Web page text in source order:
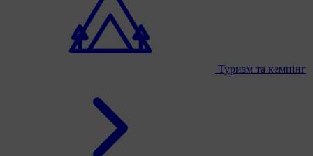
Туризм та кемпінг